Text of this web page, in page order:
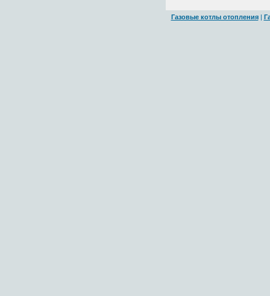
Газовые котлы отопления|